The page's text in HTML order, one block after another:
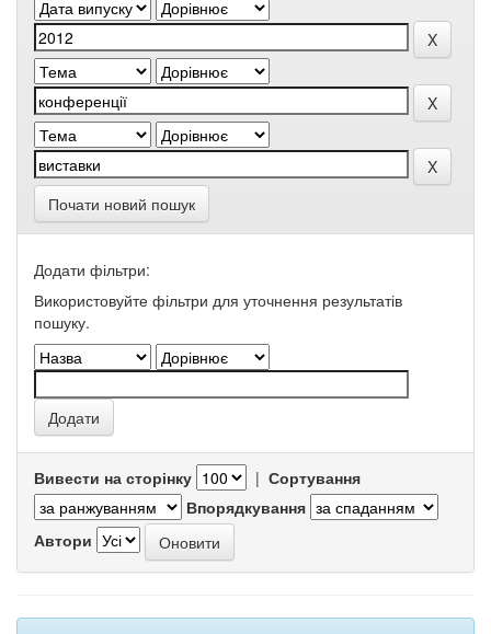
Почати новий пошук
Додати фільтри:
Використовуйте фільтри для уточнення результатів
пошуку.
Вивести на сторінку | Сортування
Впорядкування
Автори